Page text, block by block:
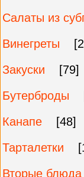
Салаты из
Винегреты
Закуски
[79]
Бутерброды
Канапе
[48]
Тарталетки
Вторые блюда